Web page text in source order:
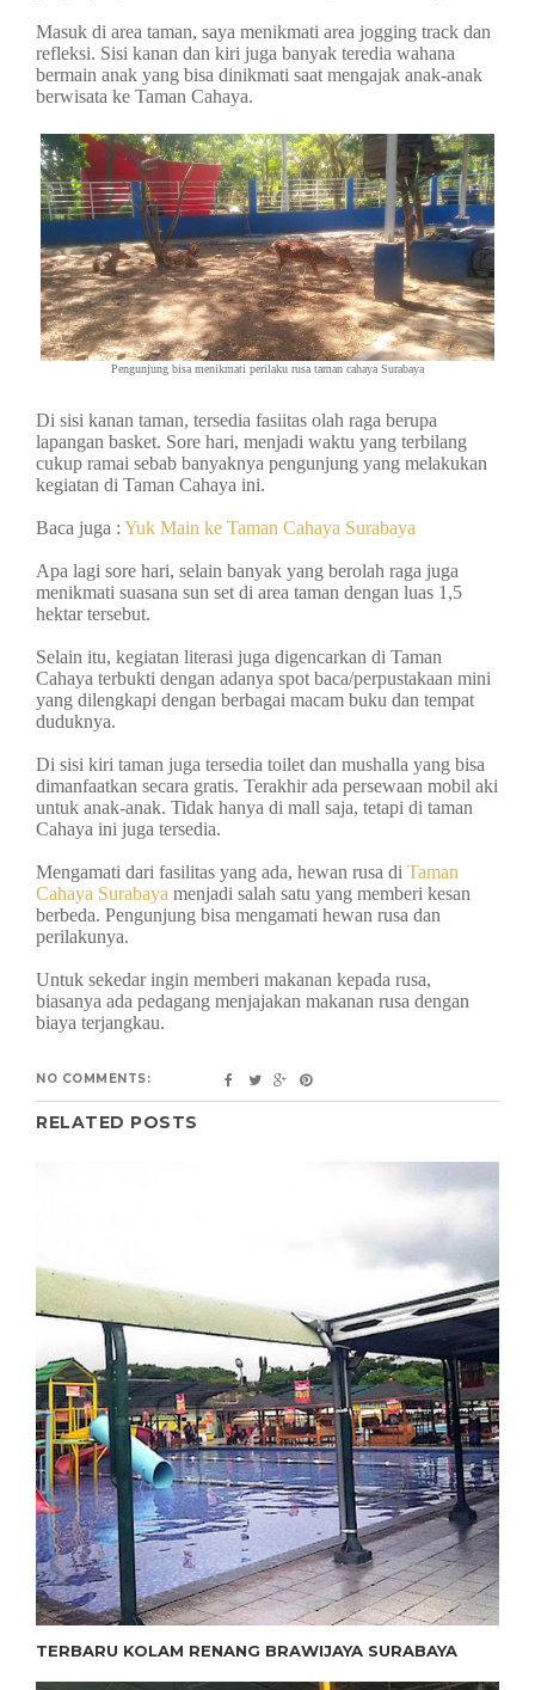
Masuk di area taman, saya menikmati area jogging track dan
refleksi. Sisi kanan dan kiri juga banyak teredia wahana
bermain anak yang bisa dinikmati saat mengajak anak-anak
berwisata ke Taman Cahaya.
Pengunjung bisa menikmati perilaku rusa taman cahaya Surabaya
Di sisi kanan taman, tersedia fasiitas olah raga berupa
lapangan basket. Sore hari, menjadi waktu yang terbilang
cukup ramai sebab banyaknya pengunjung yang melakukan
kegiatan di Taman Cahaya ini.
Baca juga : Yuk Main ke Taman Cahaya Surabaya
Apa lagi sore hari, selain banyak yang berolah raga juga
menikmati suasana sun set di area taman dengan luas 1,5
hektar tersebut.
Selain itu, kegiatan literasi juga digencarkan di Taman
Cahaya terbukti dengan adanya spot baca/perpustakaan mini
yang dilengkapi dengan berbagai macam buku dan tempat
duduknya.
Di sisi kiri taman juga tersedia toilet dan mushalla yang bisa
dimanfaatkan secara gratis. Terakhir ada persewaan mobil aki
untuk anak-anak. Tidak hanya di mall saja, tetapi di taman
Cahaya ini juga tersedia.
Mengamati dari fasilitas yang ada, hewan rusa di Taman
Cahaya Surabaya menjadi salah satu yang memberi kesan
berbeda. Pengunjung bisa mengamati hewan rusa dan
perilakunya.
Untuk sekedar ingin memberi makanan kepada rusa,
biasanya ada pedagang menjajakan makanan rusa dengan
biaya terjangkau.
NO COMMENTS:
RELATED POSTS
TERBARU KOLAM RENANG BRAWIJAYA SURABAYA